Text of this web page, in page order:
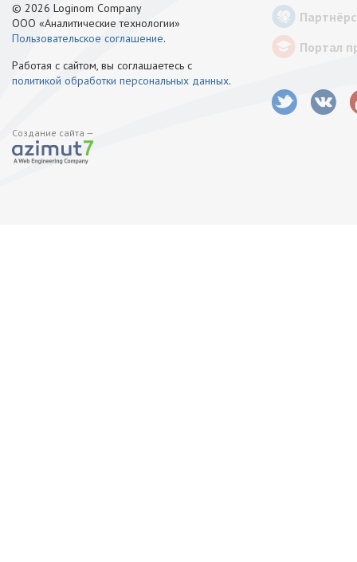
© 2026 Loginom Company
ООО «Аналитические технологии»
Пользовательское соглашение.
Работая с сайтом, вы соглашаетесь с
политикой обработки персональных данных.
Создание сайта —
Портал